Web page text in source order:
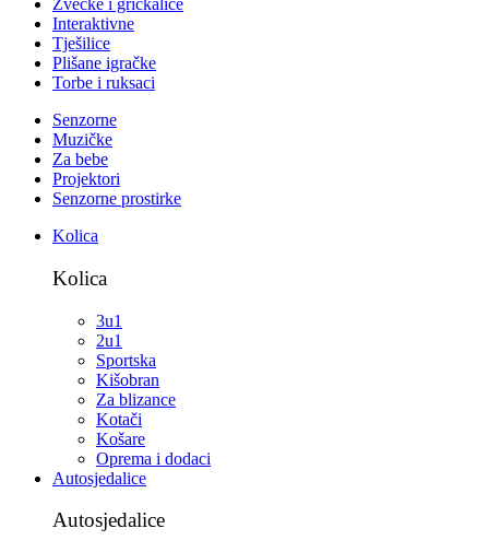
Zvečke i grickalice
Interaktivne
Tješilice
Plišane igračke
Torbe i ruksaci
Senzorne
Muzičke
Za bebe
Projektori
Senzorne prostirke
Kolica
Kolica
3u1
2u1
Sportska
Kišobran
Za blizance
Kotači
Košare
Oprema i dodaci
Autosjedalice
Autosjedalice